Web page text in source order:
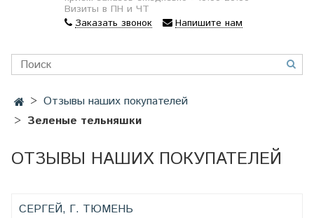
Визиты в ПН и ЧТ
Заказать звонок
Напишите нам
Отзывы наших покупателей
Зеленые тельняшки
ОТЗЫВЫ НАШИХ ПОКУПАТЕЛЕЙ
СЕРГЕЙ, Г. ТЮМЕНЬ